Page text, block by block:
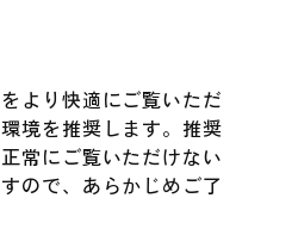
より快適にご覧いただ
境を推奨します。推奨
常にご覧いただけない
ので、あらかじめご了